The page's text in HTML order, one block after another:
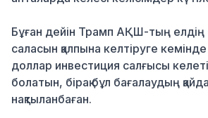
Бұған дейін Трамп АҚШ-тың елдің
саласын қалпына келтіруге
доллар инвестиция салғысы
болатын, бірақ бұл бағалаудың
нақтыланбаған.